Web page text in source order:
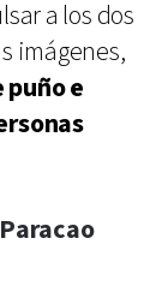
a los dos
imágenes,
e